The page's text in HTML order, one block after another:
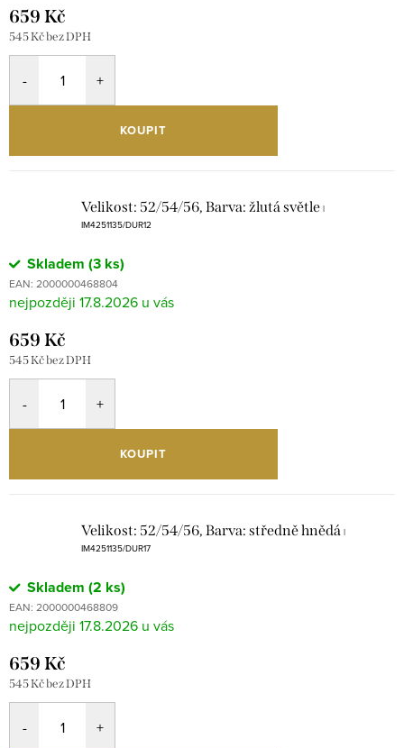
659 Kč
545 Kč bez DPH
KOUPIT
Velikost: 52/54/56, Barva: žlutá světle |
IM4251135/DUR12
Skladem (3 ks)
EAN: 2000000468804
17.8.2026
659 Kč
545 Kč bez DPH
KOUPIT
Velikost: 52/54/56, Barva: středně hnědá |
IM4251135/DUR17
Skladem (2 ks)
EAN: 2000000468809
17.8.2026
659 Kč
545 Kč bez DPH